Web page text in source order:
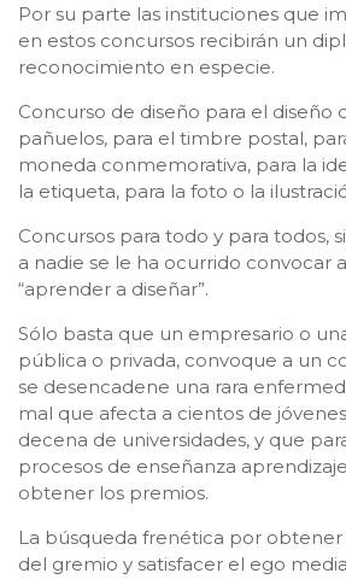
Por su parte las instituciones que
en estos concursos recibirán un
reconocimiento en especie.
Concurso de diseño para el diseño
pañuelos, para el timbre postal,
moneda conmemorativa, para la
la etiqueta, para la foto o la
Concursos para todo y para todos,
a nadie se le ha ocurrido convocar
“aprender a diseñar”.
Sólo basta que un empresario o
pública o privada, convoque a un
se desencadene una rara
mal que afecta a cientos de
decena de universidades, y que
procesos de enseñanza
obtener los premios.
La búsqueda frenética por
del gremio y satisfacer el ego